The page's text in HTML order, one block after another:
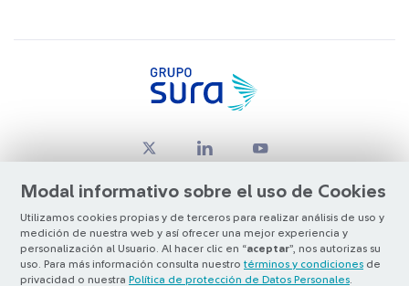
Modal informativo sobre el uso de Cookies
Utilizamos cookies propias y de terceros para realizar análisis de uso y
medición de nuestra web y así ofrecer una mejor experiencia y
personalización al Usuario. Al hacer clic en “aceptar”, nos autorizas su
uso. Para más información consulta nuestro términos y condiciones de
privacidad o nuestra Política de protección de Datos Personales
© Copyright Grupo SURA 2026